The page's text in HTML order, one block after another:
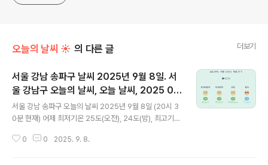
오늘의 날씨 ☀ 의 다른 글 더보기
서울 강남 송파구 날씨 2025년 9월 8일. 서
울 강남구 오늘의 날씨, 오늘 날씨, 2025 09
08, 초미세먼지, 미세먼지, 황사, 자외선
서울 강남 송파구 오늘의 날씨 2025년 9월 8일 (20시 3
0분 현재) 어제 최저기온 25도(오전), 24도(밤), 최고기온
후) 어제보다 2도 낮은 최저기온이고 어제와 같은 최고기
0 0 2025. 9. 8.